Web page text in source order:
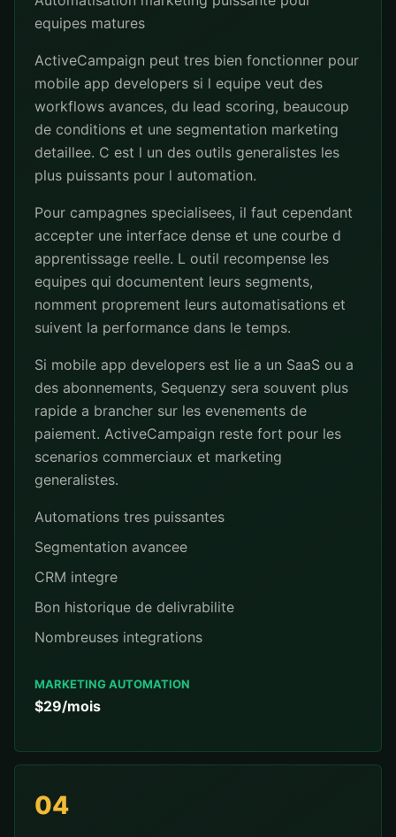
equipes matures
ActiveCampaign peut tres bien fonctionner pour
mobile app developers si l equipe veut des
workflows avances, du lead scoring, beaucoup
de conditions et une segmentation marketing
detaillee. C est l un des outils generalistes les
plus puissants pour l automation.
Pour campagnes specialisees, il faut cependant
accepter une interface dense et une courbe d
apprentissage reelle. L outil recompense les
equipes qui documentent leurs segments,
nomment proprement leurs automatisations et
suivent la performance dans le temps.
Si mobile app developers est lie a un SaaS ou a
des abonnements, Sequenzy sera souvent plus
rapide a brancher sur les evenements de
paiement. ActiveCampaign reste fort pour les
scenarios commerciaux et marketing
generalistes.
Automations tres puissantes
Segmentation avancee
CRM integre
Bon historique de delivrabilite
Nombreuses integrations
MARKETING AUTOMATION
$29/mois
04